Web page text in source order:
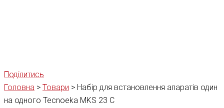
Поділитись
Головна > Товари > Набір для встановлення апаратів один
на одного Tecnoeka MKS 23 C